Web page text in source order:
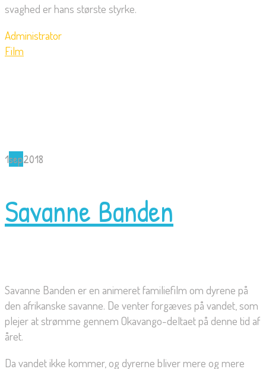
svaghed er hans største styrke.
Administrator
Film
1sep2018
Savanne Banden
Savanne Banden er en animeret familiefilm om dyrene på
den afrikanske savanne. De venter forgæves på vandet, som
plejer at strømme gennem Okavango-deltaet på denne tid af
året.
Da vandet ikke kommer, og dyrerne bliver mere og mere